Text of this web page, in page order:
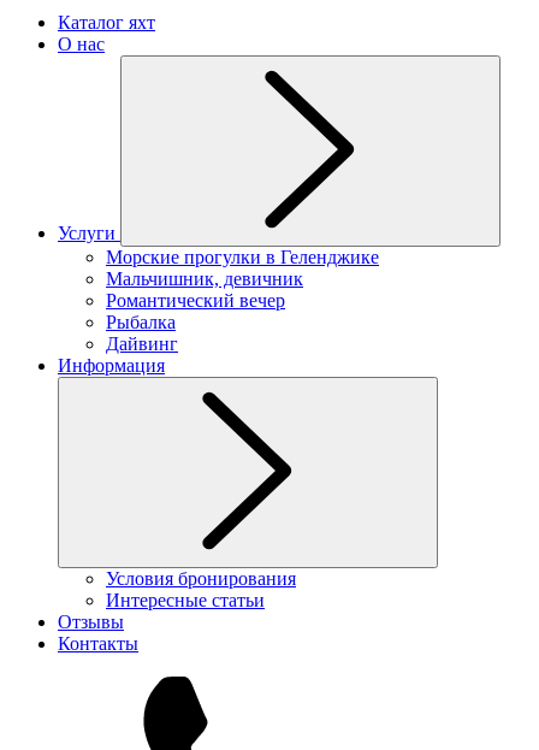
Каталог яхт
О нас
Услуги
Морские прогулки в Геленджике
Мальчишник, девичник
Романтический вечер
Рыбалка
Дайвинг
Информация
Условия бронирования
Интересные статьи
Отзывы
Контакты